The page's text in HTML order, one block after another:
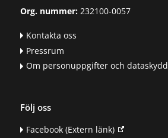
Org. nummer:232100-0057
Kontakta oss
Pressrum
Om personuppgifter och dataskydd
Följ oss
Facebook(Extern länk)